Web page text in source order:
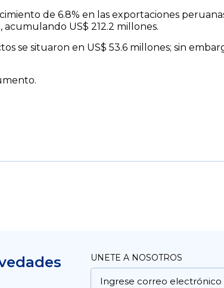
de 6.8% en las exportaciones
US$ 212.2 millones.
se situaron en US$ 53.6 millones; sin
UNETE A NOSOTROS